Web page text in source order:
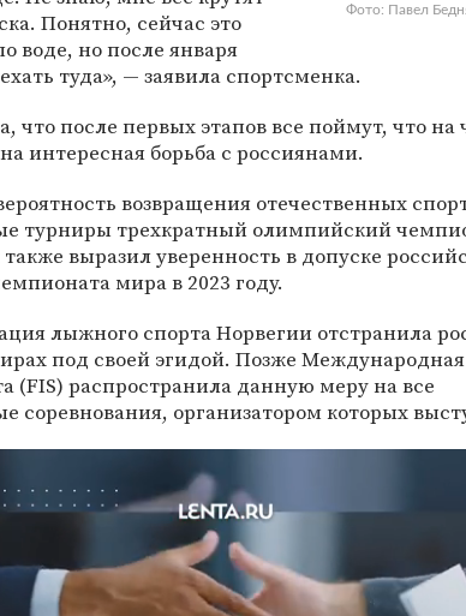
Фото: Павел
Понятно, сейчас это
воде, но после января
туда», — заявила спортсменка.
что после первых этапов все поймут, что на
интересная борьба с россиянами.
возвращения отечественных
турниры трехкратный олимпийский
выразил уверенность в допуске
мира в 2023 году.
лыжного спорта Норвегии отстранила
под своей эгидой. Позже
(FIS) распространила данную меру на все
соревнования, организатором которых